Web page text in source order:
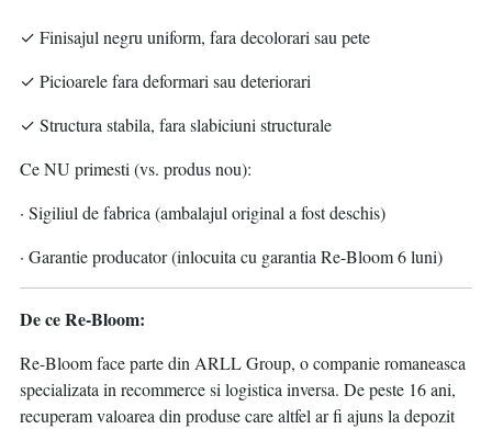
✓ Finisajul negru uniform, fara decolorari sau pete
✓ Picioarele fara deformari sau deteriorari
✓ Structura stabila, fara slabiciuni structurale
Ce NU primesti (vs. produs nou):
· Sigiliul de fabrica (ambalajul original a fost deschis)
· Garantie producator (inlocuita cu garantia Re-Bloom 6 luni)
De ce Re-Bloom:
Re-Bloom face parte din ARLL Group, o companie romaneasca
specializata in recommerce si logistica inversa. De peste 16 ani,
recuperam valoarea din produse care altfel ar fi ajuns la depozit